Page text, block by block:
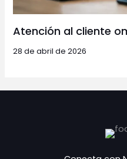
Atención al cliente
28 de abril de 2026